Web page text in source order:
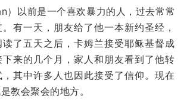
） 以前是一个喜欢暴力的人，过去常常
有一天，朋友给了他一本新约圣经，
了五天之后，卡姆兰接受耶稣基督成
来的几个月，家人和朋友看到了他转
其中许多人也因此接受了信仰。现在
教会聚会的地方。